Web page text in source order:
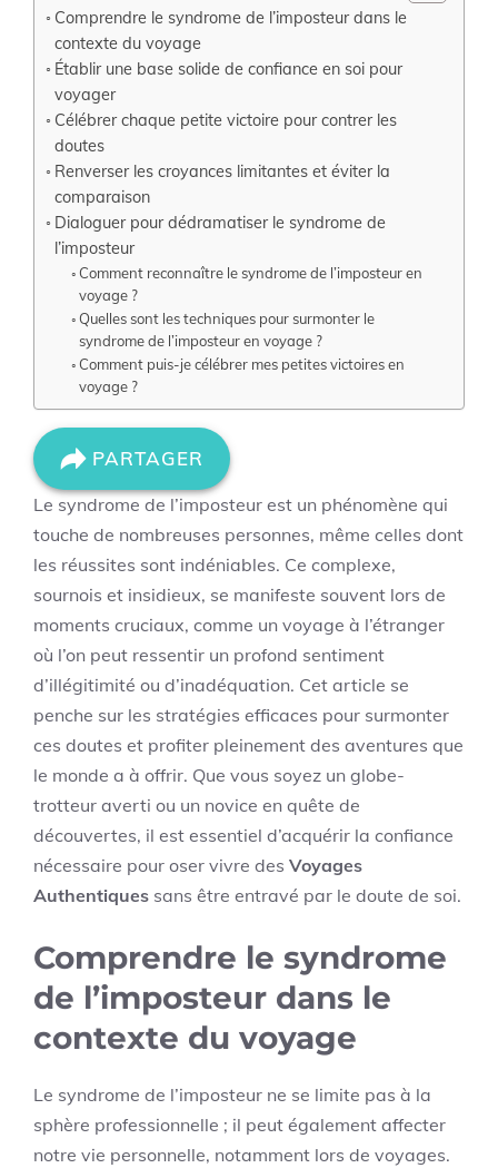
Comprendre le syndrome de l’imposteur dans le
contexte du voyage
Établir une base solide de confiance en soi pour
voyager
Célébrer chaque petite victoire pour contrer les
doutes
Renverser les croyances limitantes et éviter la
comparaison
Dialoguer pour dédramatiser le syndrome de
l’imposteur
Comment reconnaître le syndrome de l’imposteur en
voyage ?
Quelles sont les techniques pour surmonter le
syndrome de l’imposteur en voyage ?
Comment puis-je célébrer mes petites victoires en
voyage ?
PARTAGER
Le syndrome de l’imposteur est un phénomène qui
touche de nombreuses personnes, même celles dont
les réussites sont indéniables. Ce complexe,
sournois et insidieux, se manifeste souvent lors de
moments cruciaux, comme un voyage à l’étranger
où l’on peut ressentir un profond sentiment
d’illégitimité ou d’inadéquation. Cet article se
penche sur les stratégies efficaces pour surmonter
ces doutes et profiter pleinement des aventures que
le monde a à offrir. Que vous soyez un globe-
trotteur averti ou un novice en quête de
découvertes, il est essentiel d’acquérir la confiance
nécessaire pour oser vivre des Voyages
Authentiques sans être entravé par le doute de soi.
Comprendre le syndrome
de l’imposteur dans le
contexte du voyage
Le syndrome de l’imposteur ne se limite pas à la
sphère professionnelle ; il peut également affecter
notre vie personnelle, notamment lors de voyages.